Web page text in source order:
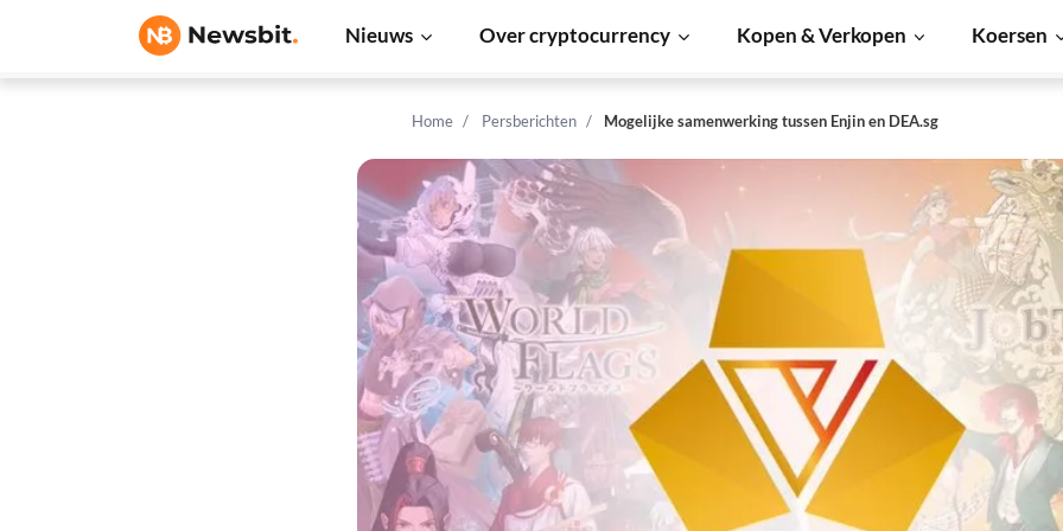
Nieuws Over cryptocurrency Kopen & Verkopen Koersen
Home Persberichten Mogelijke samenwerking tussen Enjin en DEA.sg